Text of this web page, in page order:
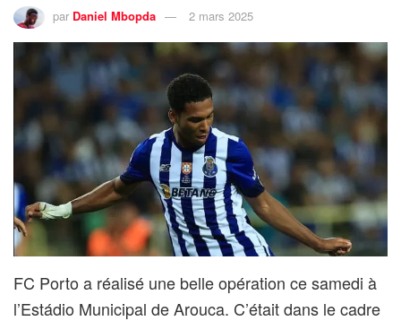
par Daniel Mbopda 2 mars 2025
FC Porto a réalisé une belle opération ce samedi à
l’Estádio Municipal de Arouca. C’était dans le cadre